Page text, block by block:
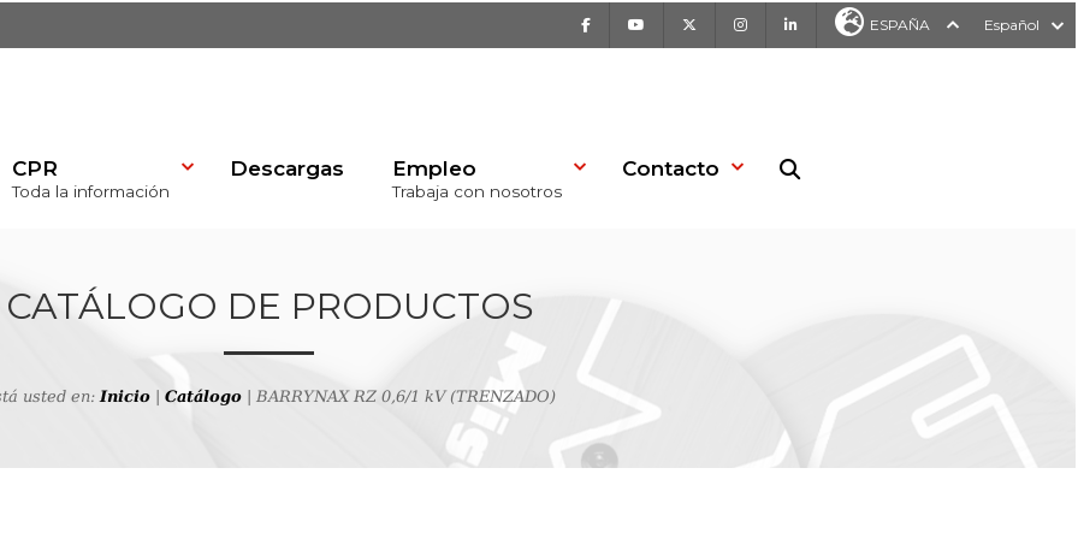
Facebook Youtube InstagramLinkedIn ESPAÑA Español
CPR
Toda la información
Descargas Empleo
Trabaja con nosotros
Contacto
CATÁLOGO DE PRODUCTOS
usted en:Inicio Catálogo | BARRYNAX RZ 0,6/1 kV (TRENZADO)